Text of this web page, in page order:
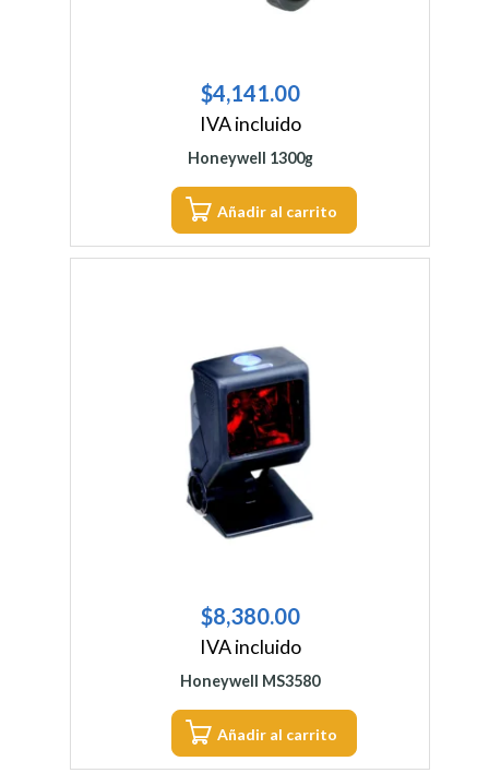
$4,141.00
IVA incluido
Honeywell 1300g
Añadir al carrito
$8,380.00
IVA incluido
Honeywell MS3580
Añadir al carrito